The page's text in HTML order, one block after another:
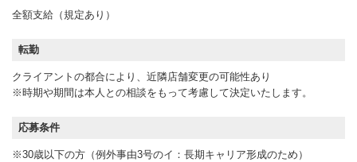
全額支給（規定あり）
転勤
クライアントの都合により、近隣店舗変更の可能性あり
※時期や期間は本人との相談をもって考慮して決定いたします。
応募条件
※30歳以下の方（例外事由3号のイ：長期キャリア形成のため）